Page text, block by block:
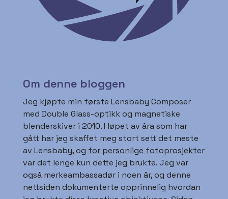
Om denne bloggen
Jeg kjøpte min første Lensbaby Composer
med Double Glass-optikk og magnetiske
blenderskiver i 2010. I løpet av åra som har
gått har jeg skaffet meg stort sett det meste
av Lensbaby, og for personlige fotoprosjekter
var det lenge kun dette jeg brukte. Jeg var
også merkeambassadør i noen år, og denne
nettsiden dokumenterte opprinnelig hvordan